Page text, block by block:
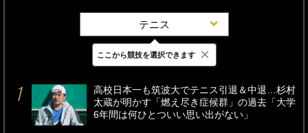
テニス
最新 24時間 週間
高校日本一も筑波大でテニス引退＆中退…杉村
太蔵が明かす「燃え尽き症候群」の過去「大学
6年間は何ひとついい思い出がない」
ここから競技を選択できます ×